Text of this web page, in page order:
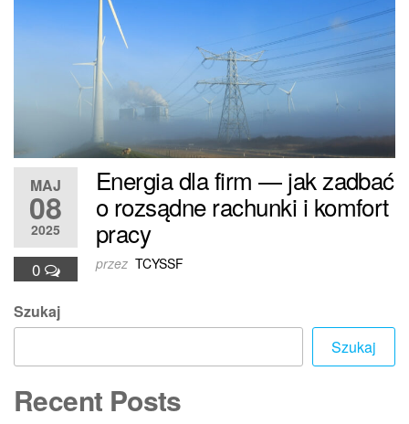
MAJ
08
2025
0
Energia dla firm — jak zadbać
o rozsądne rachunki i komfort
pracy
przez TCYSSF
Szukaj
Szukaj
Recent Posts